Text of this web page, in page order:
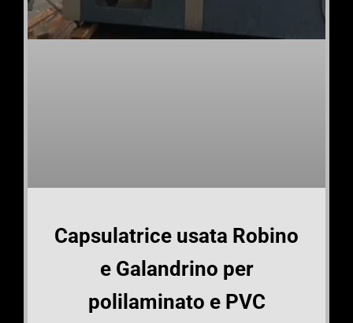
Capsulatrice usata Robino
e Galandrino per
polilaminato e PVC